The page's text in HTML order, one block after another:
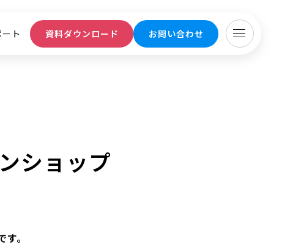
ト 資料ダウンロード お問い合わせ
ショップ
。